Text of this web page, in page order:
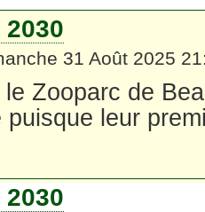
31 Août 2025
Zooparc de
puisque leur